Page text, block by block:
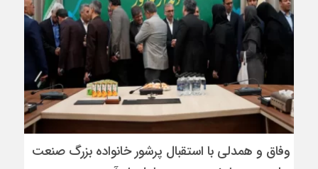
وفاق و همدلی با استقبال پرشور خانواده بزرگ صنعت